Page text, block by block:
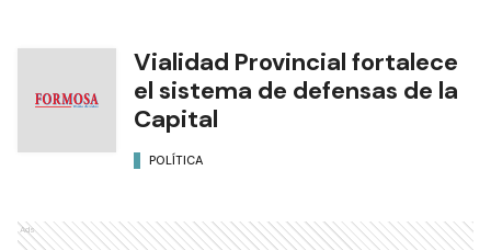
Vialidad Provincial fortalece
el sistema de defensas de la
Capital
POLÍTICA
Ads